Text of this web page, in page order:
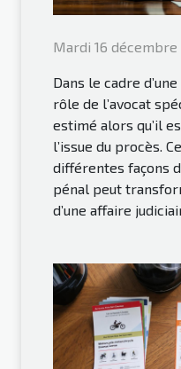
Mardi 16 décembre
Dans le cadre
rôle de l’avocat
estimé alors qu’il
l’issue du procès.
différentes façons
pénal peut
d’une affaire